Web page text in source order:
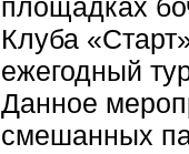
площадках
Клуба
ежегодный
Данное
смешанных